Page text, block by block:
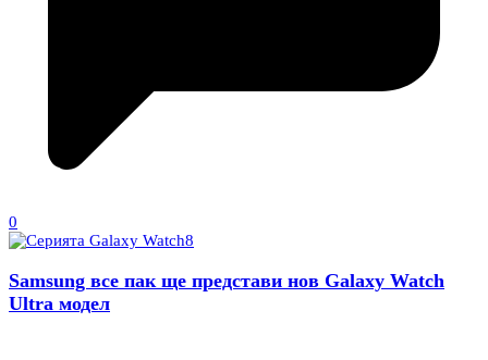
0
Samsung все пак ще представи нов Galaxy Watch
Ultra модел